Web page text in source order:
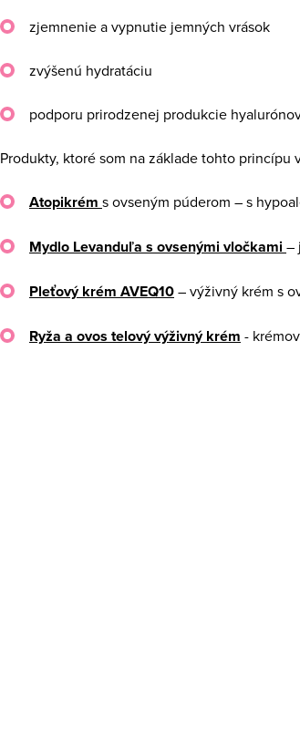
zjemnenie a vypnutie jemných vrások
zvýšenú hydratáciu
podporu prirodzenej produkcie
Produkty, ktoré som na základe tohto princípu
Atopikrém s ovseným púderom – s
Mydlo Levanduľa s ovsenými vločkami–
Pleťový krém AVEQ10– výživný krém s
Ryža a ovos telový výživný krém -